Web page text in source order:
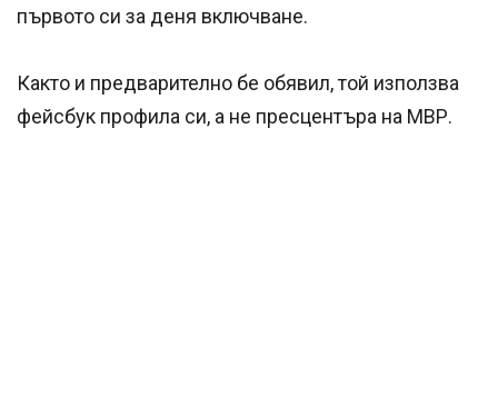
първото си за деня включване.
Както и предварително бе обявил, той използва
фейсбук профила си, а не пресцентъра на МВР.